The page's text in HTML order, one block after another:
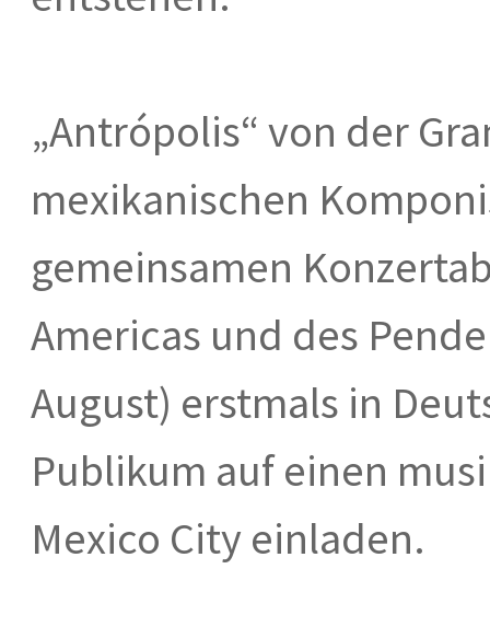
„Antrópolis“ von der
mexikanischen
gemeinsamen
Americas und des
August) erstmals in
Publikum auf einen
Mexico City einladen.